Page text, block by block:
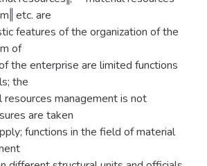
etc. are
features of the organization of the
of
the enterprise are limited functions
the
management is not
are taken
functions in the field of material